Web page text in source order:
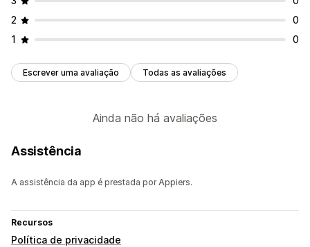
2
0
1
0
Escrever uma avaliação Todas as avaliações
Ainda não há avaliações
Assistência
A assistência da app é prestada por Appiers.
Recursos
Política de privacidade